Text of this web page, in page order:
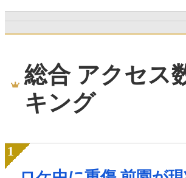
総合 アクセス
キング